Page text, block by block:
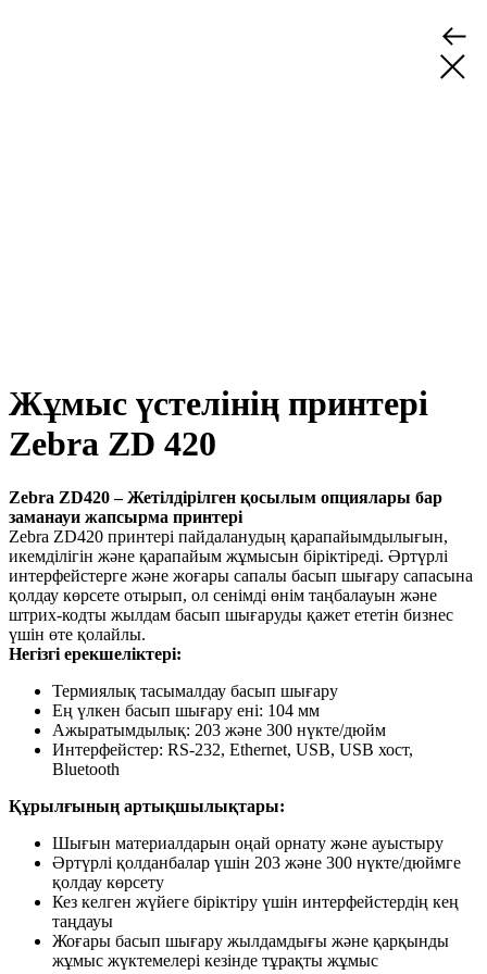
Жұмыс үстелінің принтері
Zebra ZD 420
Zebra ZD420 – Жетілдірілген қосылым опциялары бар
заманауи жапсырма принтері
Zebra ZD420 принтері пайдаланудың қарапайымдылығын,
икемділігін және қарапайым жұмысын біріктіреді. Әртүрлі
интерфейстерге және жоғары сапалы басып шығару сапасына
қолдау көрсете отырып, ол сенімді өнім таңбалауын және
штрих-кодты жылдам басып шығаруды қажет ететін бизнес
үшін өте қолайлы.
Негізгі ерекшеліктері:
Термиялық тасымалдау басып шығару
Ең үлкен басып шығару ені: 104 мм
Ажыратымдылық: 203 және 300 нүкте/дюйм
Интерфейстер: RS-232, Ethernet, USB, USB хост,
Bluetooth
Құрылғының артықшылықтары:
Шығын материалдарын оңай орнату және ауыстыру
Әртүрлі қолданбалар үшін 203 және 300 нүкте/дюймге
қолдау көрсету
Кез келген жүйеге біріктіру үшін интерфейстердің кең
таңдауы
Жоғары басып шығару жылдамдығы және қарқынды
жұмыс жүктемелері кезінде тұрақты жұмыс